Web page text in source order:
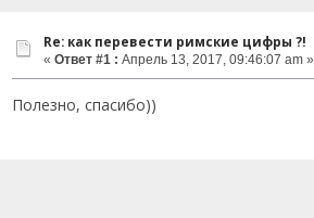
Re: как перевести римские цифры ?!
« Ответ #1 : Апрель 13, 2017, 09:46:07 am »
Полезно, спасибо))